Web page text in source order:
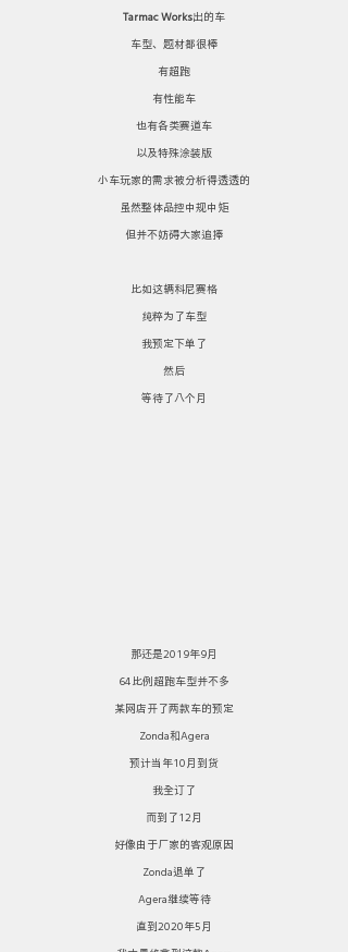
Tarmac Works出的车
车型、题材都很棒
有超跑
有性能车
也有各类赛道车
以及特殊涂装版
小车玩家的需求被分析得透透的
虽然整体品控中规中矩
但并不妨碍大家追捧
比如这辆科尼赛格
纯粹为了车型
我预定下单了
然后
等待了八个月
那还是2019年9月
64比例超跑车型并不多
某网店开了两款车的预定
Zonda和Agera
预计当年10月到货
我全订了
而到了12月
好像由于厂家的客观原因
Zonda退单了
Agera继续等待
直到2020年5月